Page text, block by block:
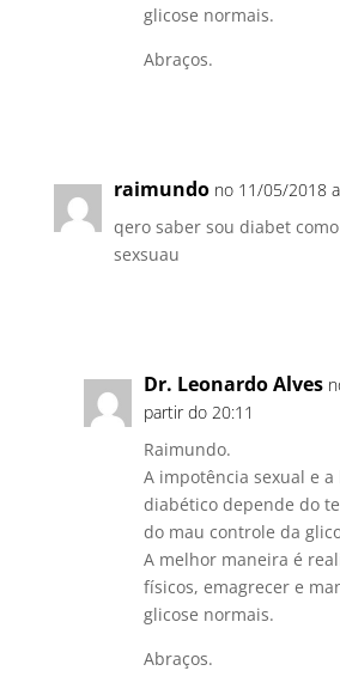
glicose normais.
Abraços.
raimundo no 11/05/2018
qero saber sou diabet
sexsuau
Dr. Leonardo Alves
partir do 20:11
Raimundo.
A impotência sexual e
diabético depende do
do mau controle da
A melhor maneira é
físicos, emagrecer e
glicose normais.
Abraços.